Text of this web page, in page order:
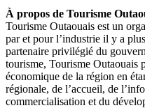
À propos de Tourisme
Tourisme Outaouais est un
par et pour l’industrie il y a
partenaire privilégié du
tourisme, Tourisme Outaouais
économique de la région en
régionale, de l’accueil, de
commercialisation et du